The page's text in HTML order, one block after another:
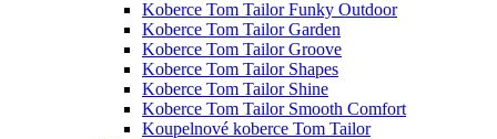
Koberce Tom Tailor Funky Outdoor
Koberce Tom Tailor Garden
Koberce Tom Tailor Groove
Koberce Tom Tailor Shapes
Koberce Tom Tailor Shine
Koberce Tom Tailor Smooth Comfort
Koupelnové koberce Tom Tailor